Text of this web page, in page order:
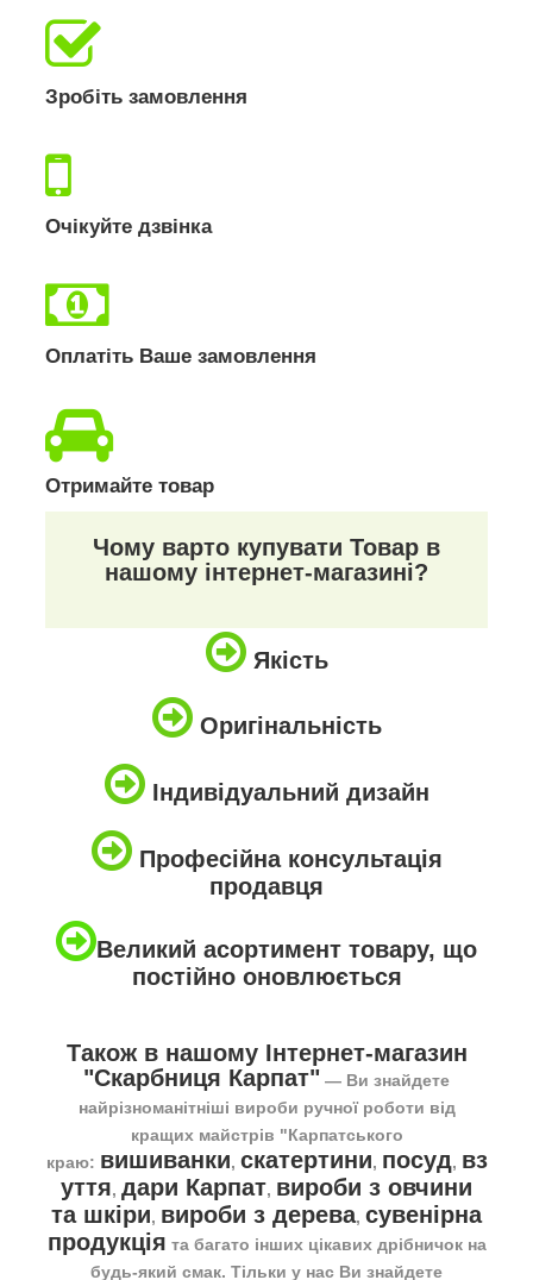
Зробіть замовлення
Очікуйте дзвінка
Оплатіть Ваше замовлення
Отримайте товар
Чому варто купувати Товар в
нашому інтернет-магазині?
Якість
Оригінальність
Індивідуальний дизайн
Професійна консультація
продавця
Великий асортимент товару, що
постійно оновлюється
Також в нашому Інтернет-магазин
"Скарбниця Карпат" ― Ви знайдете
найрізноманітніші вироби ручної роботи від
кращих майстрів "Карпатського
краю: вишиванки, скатертини, посуд, вз
уття, дари Карпат, вироби з овчини
та шкіри, вироби з дерева, сувенірна
продукція та багато інших цікавих дрібничок на
будь-який смак. Тільки у нас Ви знайдете